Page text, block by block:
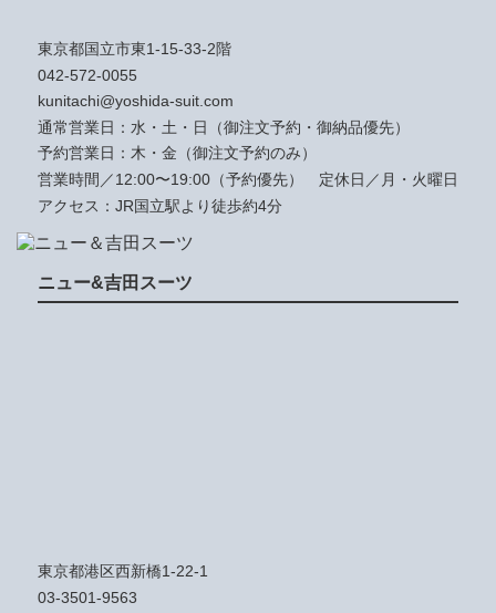
東京都国立市東1-15-33-2階
042-572-0055
kunitachi@yoshida-suit.com
通常営業日：水・土・日（御注文予約・御納品優先）
予約営業日：木・金（御注文予約のみ）
営業時間／12:00〜19:00（予約優先） 定休日／月・火曜日
アクセス：JR国立駅より徒歩約4分
ニュー&吉田スーツ
東京都港区西新橋1-22-1
03-3501-9563